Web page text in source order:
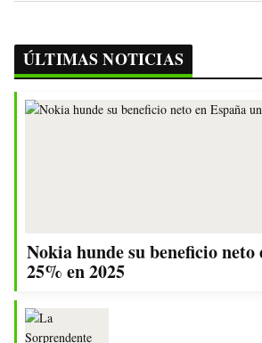
ÚLTIMAS NOTICIAS
Nokia hunde su beneficio neto
25% en 2025